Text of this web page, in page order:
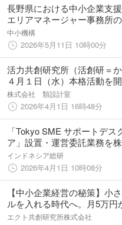
長野県における中小企業支
エリアマネージャー事務所
念セミナーの開催について
中小機構
2026年5月11日 10時00分
活力共創研究所（活創研＝
４月１日（水）本格活動を
設計室を母体に設立。社会期
み、事業につなぐことで、活
「アクトタンク」として活
株式会社 類設計室
2026年4月1日 16時48分
「Tokyo SME サポートデス
ア」設置・運営委託業務を
シア総合研究所が継続受託
インドネシア総研
2026年4月1日 10時08分
【中小企業経営の秘策】小
ルを入れる時代へ。月5万円
ルの国家資格者による画期的
エクト共創研究所株式会社